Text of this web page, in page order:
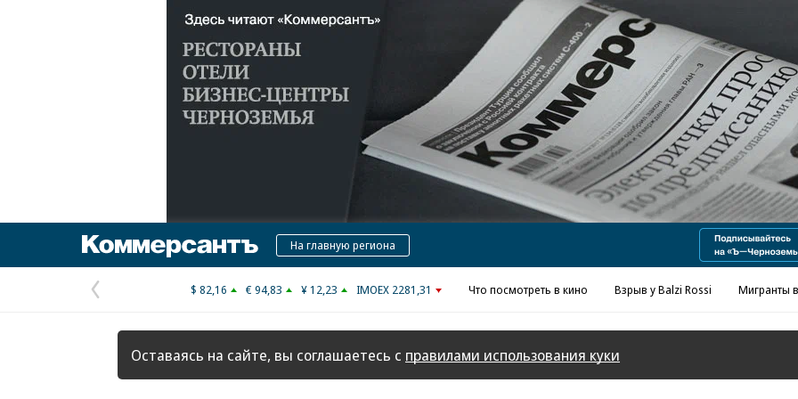
Реклама в «Ъ» www.kommersant.ru/ad
КоммерсантъНа главную региона
Предыдущая
страница
$ 82,16 € 94,83 ¥ 12,23 IMOEX 2281,31 Что посмотреть в кино Взрыв у Balzi Rossi Мигранты
Оставаясь на сайте, вы соглашаетесь с правилами использования куки